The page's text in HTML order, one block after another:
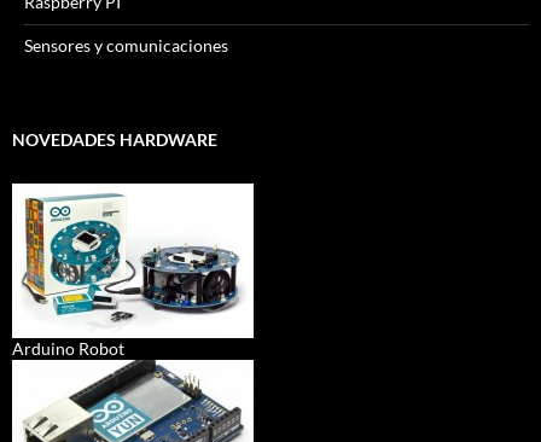
Sensores y comunicaciones
NOVEDADES HARDWARE
Arduino Robot